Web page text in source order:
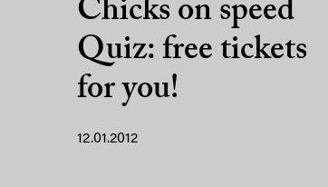
Chicks on speed
Quiz: free tickets
for you!
12.01.2012